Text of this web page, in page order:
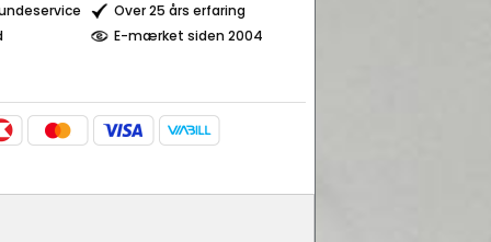
Over 25 års erfaring
E-mærket siden 2004